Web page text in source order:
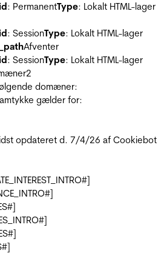
: PermanentType: Lokalt HTML-lager
: SessionType: Lokalt HTML-lager
Afventer
: SessionType: Lokalt HTML-lager
2
domæner:
gælder for:
opdateret d. 7/4/26 af Cookiebot